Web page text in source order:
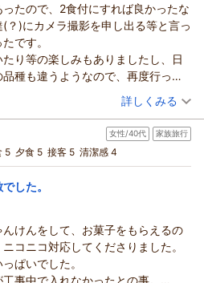
申し上げております。
会
褒めのお言葉をいただき、大変励
よりご満足いただける宿を目指し
ぜひお越しくださいませ。
スタッフ一同心よりお待ち申し上
会
（返信日：2026/04/05）
ドからの返信
き、またご友人との大切なご旅行
にありがとうございます。
ルの名前に恥じないりんごがいっ
を頂戴し、大変嬉しく拝読いたし
お楽しみいただけたとのこと、何
貴重なご意見もありがとうござい
ただきます。
ービス向上に努めてまいります。
ぜひお越しくださいませ。
いできる日を心よりお待ち申し上
たので、2食付にすれば良かったな
？)にカメラ撮影を申し出る等と言っ
です。
り等の楽しみもありましたし、日
種も違うようなので、再度行って
（投稿日：2026/03/14）
旅)
プラン】青森の朝まんま♪「マグロの漬
和室 朝のみ
一人あたり/税込)
からの返信
き、誠にありがとうございまし
詳しくみる
女性/40代 家族旅行
5 夕食 5 接客 5 清潔感 4
した。
けんをして、お菓子をもらえるの
コニコ対応してくださりました。
ぱいでした。
事中で入れなかったとの事。